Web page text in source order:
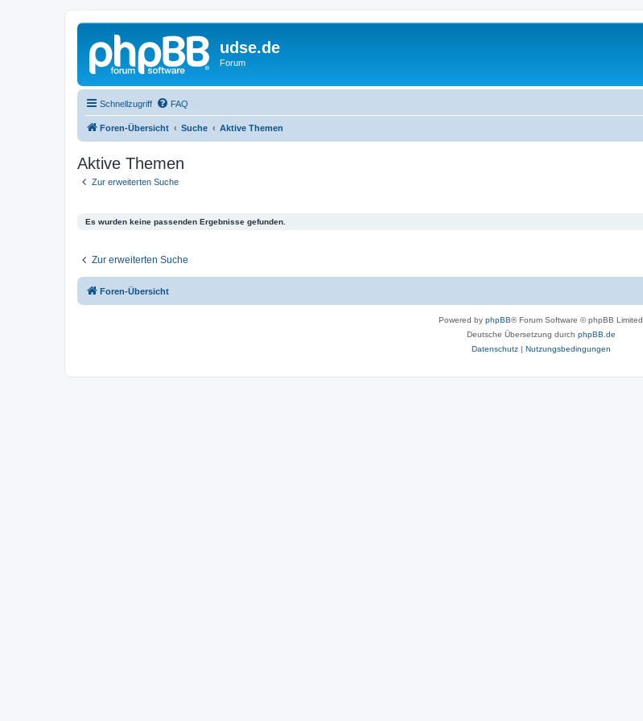
udse.de
Forum
Schnellzugriff FAQ
Foren-Übersicht Suche Aktive Themen
Aktive Themen
Zur erweiterten Suche
Es wurden keine passenden Ergebnisse gefunden.
Zur erweiterten Suche
Foren-Übersicht
Powered by phpBB® Forum Software © phpBB Limited
Deutsche Übersetzung durch phpBB.de
Datenschutz| Nutzungsbedingungen